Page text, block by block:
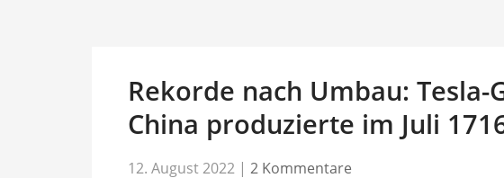
Rekorde nach Umbau: Tesla-
China produzierte im Juli
12. August 2022 | 2 Kommentare